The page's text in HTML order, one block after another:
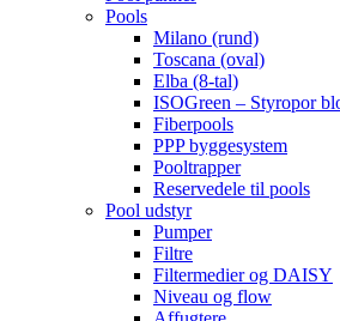
Pools
Milano (rund)
Toscana (oval)
Elba (8-tal)
ISOGreen – Styropor
Fiberpools
PPP byggesystem
Pooltrapper
Reservedele til pools
Pool udstyr
Pumper
Filtre
Filtermedier og DAISY
Niveau og flow